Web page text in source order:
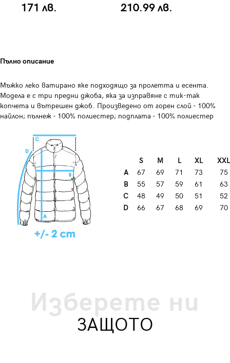
171 лв.
210.99 лв.
Пълно описание
Мъжко леко ватирано яке подходящо за пролетта и есента.
Модела е с три предни джоба, яка за изправяне с тик-так
копчета и вътрешен джоб. Произведено от горен слой - 100%
найлон; пълнеж - 100% полиестер; подплата - 100% полиестер
S М L XL
XXL
А
67 69 71 73
75
B
55 57 59 61
63
C
48 49 50 51
52
D
66 67 68 69 70
Изберете ни
ЗАЩОТО